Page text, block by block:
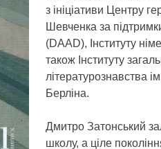
з ініціативи Центру
Шевченка за
(DAAD), Інституту
також Інституту
літературознавства
Берліна.
Дмитро Затонський
школу, а ціле